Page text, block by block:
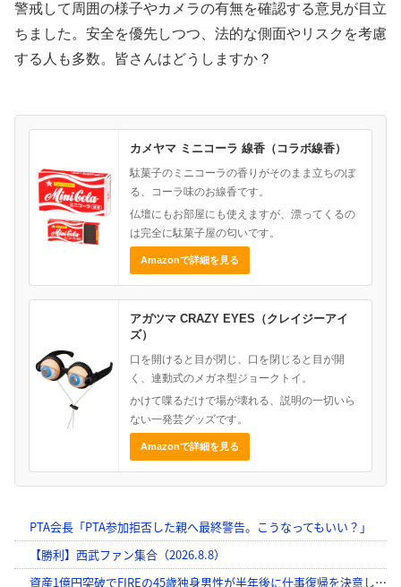
警戒して周囲の様子やカメラの有無を確認する意見が目立
ちました。安全を優先しつつ、法的な側面やリスクを考慮
する人も多数。皆さんはどうしますか？
カメヤマ ミニコーラ 線香（コラボ線香）
駄菓子のミニコーラの香りがそのまま立ちのぼ
る、コーラ味のお線香です。
仏壇にもお部屋にも使えますが、漂ってくるの
は完全に駄菓子屋の匂いです。
Amazonで詳細を見る
アガツマ CRAZY EYES（クレイジーアイ
ズ）
口を開けると目が閉じ、口を閉じると目が開
く、連動式のメガネ型ジョークトイ。
かけて喋るだけで場が壊れる、説明の一切いら
ない一発芸グッズです。
Amazonで詳細を見る